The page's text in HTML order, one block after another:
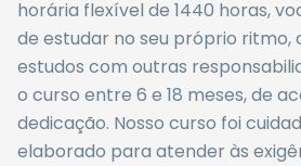
horária flexível de 1440 horas,
de estudar no seu próprio ritmo,
estudos com outras
o curso entre 6 e 18 meses, de
dedicação. Nosso curso foi
elaborado para atender às